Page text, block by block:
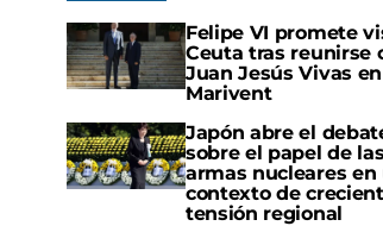
Felipe VI promete
Ceuta tras reunirse
Juan Jesús Vivas en
Marivent
Japón abre el
sobre el papel de las
armas nucleares en
contexto de
tensión regional